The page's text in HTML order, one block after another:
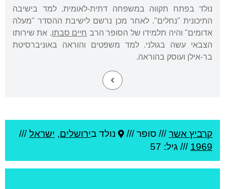
נולד בפתח תקווה במשפחה דתית-לאומית. למד בישיבה
התיכונית "נחלים". לאחר מכן נרשם לישיבת ההסדר "מעלה
אדומים" והיה תלמידו של הסופר הרב חיים סבתו. את שירותו
הצבאי עשה בגולני. למד משפטים והוראה באוניברסיטת
בר-אילן ועוסק בהוראה.
קרביץ אשר/// סופר /// נולד בירושלים, ישראל///
1969 /// גיל: 57